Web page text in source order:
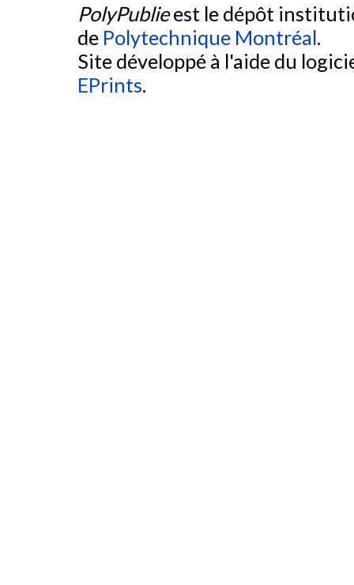
PolyPublieest le dépôt
de Polytechnique Montréal.
Site développé à l'aide du
EPrints.